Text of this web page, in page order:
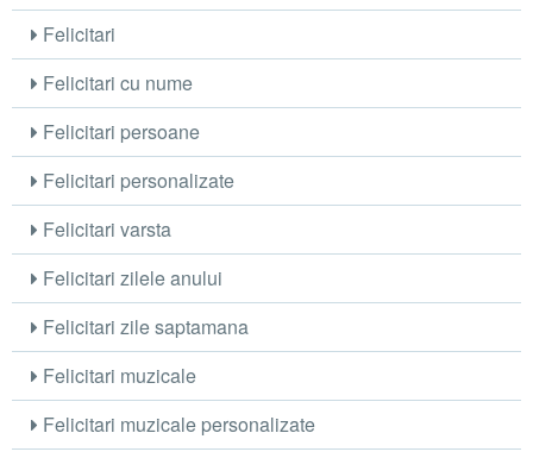
Felicitari
Felicitari cu nume
Felicitari persoane
Felicitari personalizate
Felicitari varsta
Felicitari zilele anului
Felicitari zile saptamana
Felicitari muzicale
Felicitari muzicale personalizate